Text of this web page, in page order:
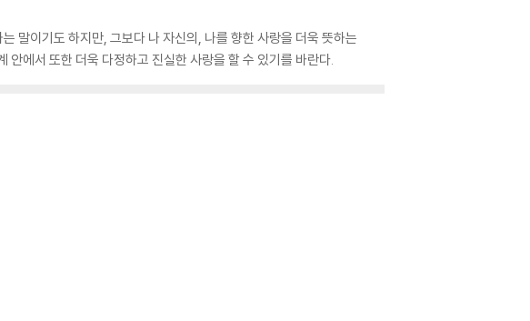
말이기도 하지만, 그보다 나 자신의, 나를 향한 사랑을 더욱 뜻하는
에서 또한 더욱 다정하고 진실한 사랑을 할 수 있기를 바란다.